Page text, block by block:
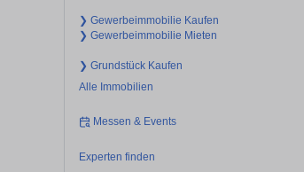
❯ Gewerbeimmobilie Kaufen
❯ Gewerbeimmobilie Mieten
❯ Grundstück Kaufen
Alle Immobilien
Messen & Events
Experten finden